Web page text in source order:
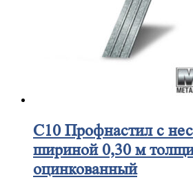
С10Профнастил с
шириной 0,30 м
оцинкованный